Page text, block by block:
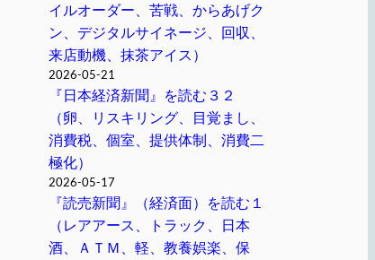
イルオーダー、苦戦、からあげク
ン、デジタルサイネージ、回収、
来店動機、抹茶アイス）
2026-05-21
『日本経済新聞』を読む３２
（卵、リスキリング、目覚まし、
消費税、個室、提供体制、消費二
極化）
2026-05-17
『読売新聞』（経済面）を読む１
（レアアース、トラック、日本
酒、ＡＴＭ、軽、教養娯楽、保